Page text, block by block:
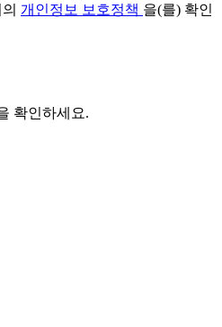
개인정보 보호정책 을(를) 확인
확인하세요.